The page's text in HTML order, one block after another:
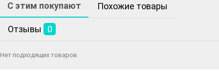
С этим покупают Похожие товары
Отзывы 0
Нет подходящих товаров